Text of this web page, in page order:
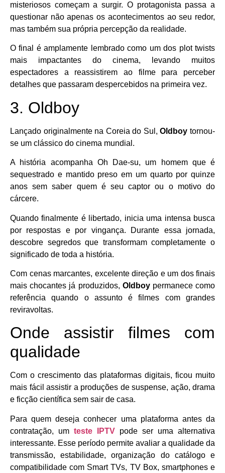
misteriosos começam a surgir. O protagonista passa a
questionar não apenas os acontecimentos ao seu redor,
mas também sua própria percepção da realidade.
O final é amplamente lembrado como um dos plot twists
mais impactantes do cinema, levando muitos
espectadores a reassistirem ao filme para perceber
detalhes que passaram despercebidos na primeira vez.
3. Oldboy
Lançado originalmente na Coreia do Sul,Oldboy tornou-
se um clássico do cinema mundial.
A história acompanha Oh Dae-su, um homem que é
sequestrado e mantido preso em um quarto por quinze
anos sem saber quem é seu captor ou o motivo do
cárcere.
Quando finalmente é libertado, inicia uma intensa busca
por respostas e por vingança. Durante essa jornada,
descobre segredos que transformam completamente o
significado de toda a história.
Com cenas marcantes, excelente direção e um dos finais
mais chocantes já produzidos, Oldboypermanece como
referência quando o assunto é filmes com grandes
reviravoltas.
Onde assistir filmes com
qualidade
Com o crescimento das plataformas digitais, ficou muito
mais fácil assistir a produções de suspense, ação, drama
e ficção científica sem sair de casa.
Para quem deseja conhecer uma plataforma antes da
contratação, um teste IPTV pode ser uma alternativa
interessante. Esse período permite avaliar a qualidade da
transmissão, estabilidade, organização do catálogo e
compatibilidade com Smart TVs, TV Box, smartphones e